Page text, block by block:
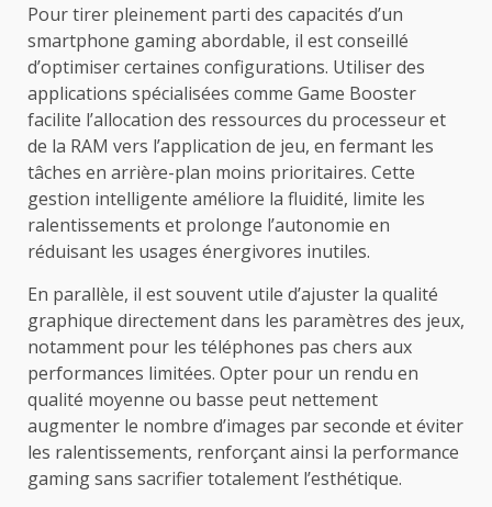
Pour tirer pleinement parti des capacités d’un
smartphone gaming abordable, il est conseillé
d’optimiser certaines configurations. Utiliser des
applications spécialisées comme Game Booster
facilite l’allocation des ressources du processeur et
de la RAM vers l’application de jeu, en fermant les
tâches en arrière-plan moins prioritaires. Cette
gestion intelligente améliore la fluidité, limite les
ralentissements et prolonge l’autonomie en
réduisant les usages énergivores inutiles.
En parallèle, il est souvent utile d’ajuster la qualité
graphique directement dans les paramètres des jeux,
notamment pour les téléphones pas chers aux
performances limitées. Opter pour un rendu en
qualité moyenne ou basse peut nettement
augmenter le nombre d’images par seconde et éviter
les ralentissements, renforçant ainsi la performance
gaming sans sacrifier totalement l’esthétique.